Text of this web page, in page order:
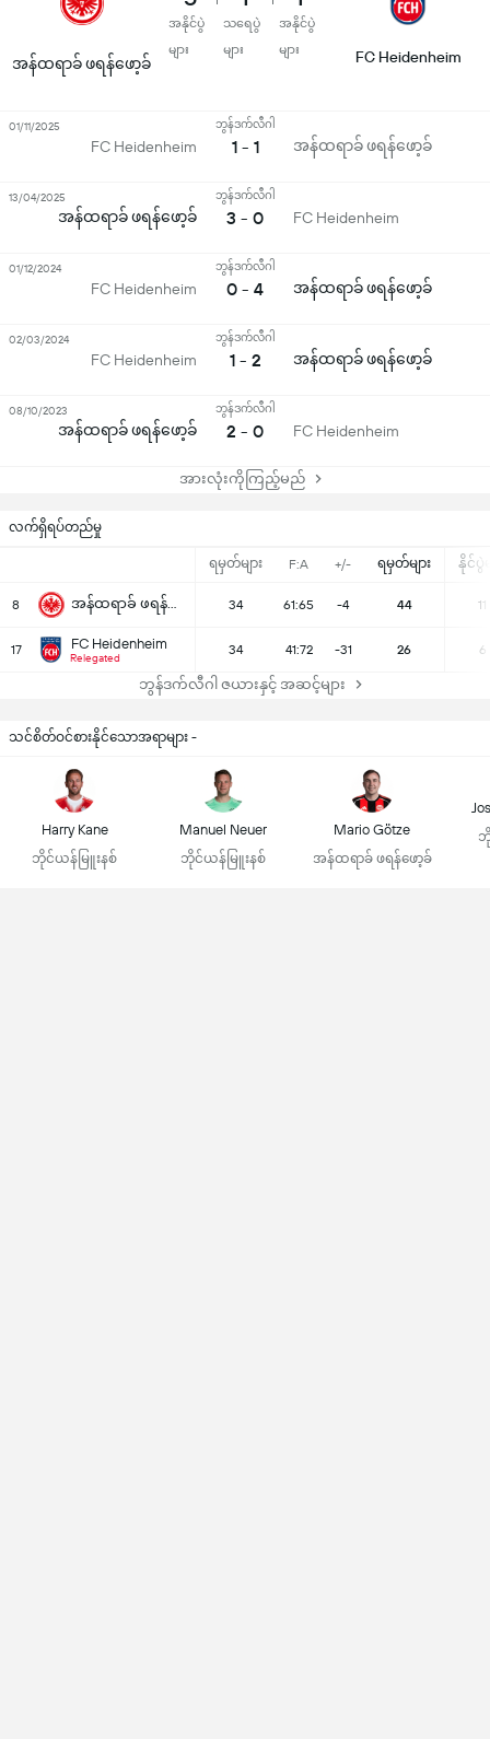
လက်ရှိရပ်တည်မှု
ရမှတ်များ F:A +/- ရမှတ်များ နိုင်ပွဲမ
8 အန်ထရာခ် ဖရန်ဖော့ခ် 34 61:65 -4 44 11
17 FC Heidenheim
Relegated
34 41:72 -31 26 6
ဘွန်ဒက်လီဂါ ဇယားနှင့် အဆင့်များ
အန်ထရာခ် ဖရန်ဖော့ခ်
အနိုင်ပွဲ
များ
သရေပွဲ
များ
အနိုင်ပွဲ
များ
FC Heidenheim
FC Heidenheim
ဘွန်ဒက်လီဂါ
1 - 1 အန်ထရာခ် ဖရန်ဖော့ခ်
01/11/2025
အန်ထရာခ် ဖရန်ဖော့ခ်
ဘွန်ဒက်လီဂါ
3 - 0 FC Heidenheim
13/04/2025
FC Heidenheim
ဘွန်ဒက်လီဂါ
0 - 4 အန်ထရာခ် ဖရန်ဖော့ခ်
01/12/2024
FC Heidenheim
ဘွန်ဒက်လီဂါ
1 - 2 အန်ထရာခ် ဖရန်ဖော့ခ်
02/03/2024
အန်ထရာခ် ဖရန်ဖော့ခ်
ဘွန်ဒက်လီဂါ
2 - 0 FC Heidenheim
08/10/2023
အားလုံးကိုကြည့်မည်
သင်စိတ်ဝင်စားနိုင်သောအရာများ -
Harry Kane
ဘိုင်ယန်မြူးနစ်
Manuel Neuer
ဘိုင်ယန်မြူးနစ်
Mario Götze
အန်ထရာခ် ဖရန်ဖော့ခ်